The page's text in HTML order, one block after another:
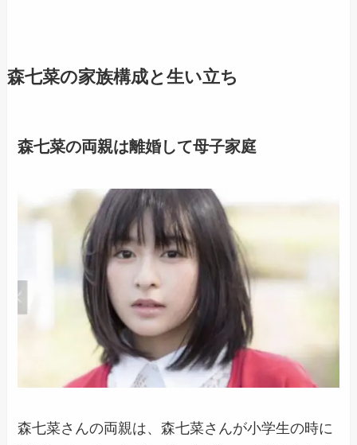
森七菜の家族構成と生い立ち
森七菜の両親は離婚して母子家庭
森七菜さんの両親は、森七菜さんが小学生の時に